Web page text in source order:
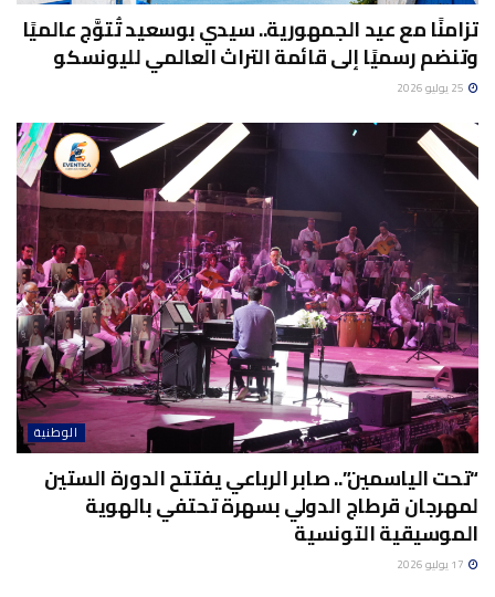
تزامنًا مع عيد الجمهورية.. سيدي بوسعيد تُتوَّج عالميًا
وتنضم رسميًا إلى قائمة التراث العالمي لليونسكو
الوطنية
“تحت الياسمين”.. صابر الرباعي يفتتح الدورة الستين
لمهرجان قرطاج الدولي بسهرة تحتفي بالهوية
الموسيقية التونسية